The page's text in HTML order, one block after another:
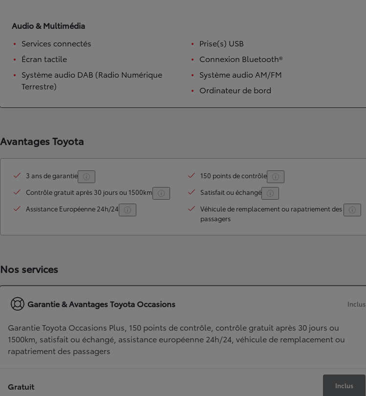
HYBRIDE OU HYBRIDE RECHARGEABLE
Disponible rapidement
Audio & Multimédia
Services connectés
Écran tactile
Système audio DAB (Radio Numérique
Terrestre)
Prise(s) USB
Connexion Bluetooth®
Système audio AM/FM
Ordinateur de bord
Avantages Toyota
3 ans de garantie
150 points de contrôle
Contrôle gratuit après 30 jours ou 1500km
Satisfait ou échangé
Assistance Européenne 24h/24
Véhicule de remplacement ou rapatriement des
passagers
Nos services
Garantie & Avantages Toyota Occasions Inclus
Garantie Toyota Occasions Plus, 150 points de contrôle, contrôle gratuit après 30 jours ou
1500km, satisfait ou échangé, assistance européenne 24h/24, véhicule de remplacement ou
rapatriement des passagers
Gratuit Inclus